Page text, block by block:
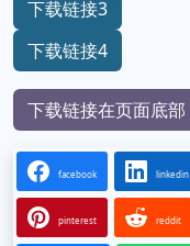
下载链接3
下载链接4
下载链接在页面底部
facebook linkedin
pinterest reddit